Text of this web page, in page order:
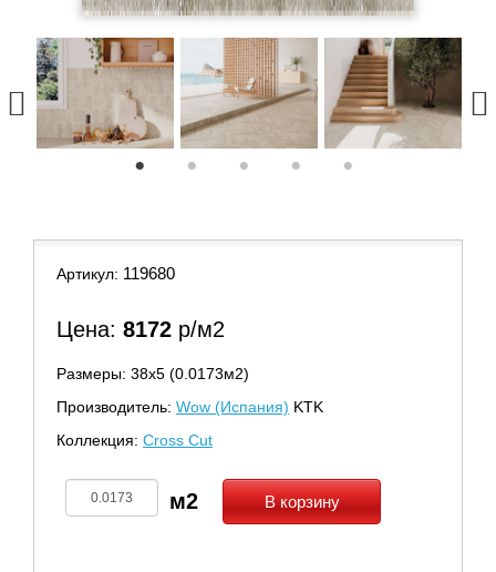
Артикул: 119680
Цена: 8172 р/м2
Размеры: 38х5 (0.0173м2)
Производитель: Wow (Испания) KTK
Коллекция: Cross Cut
В корзину